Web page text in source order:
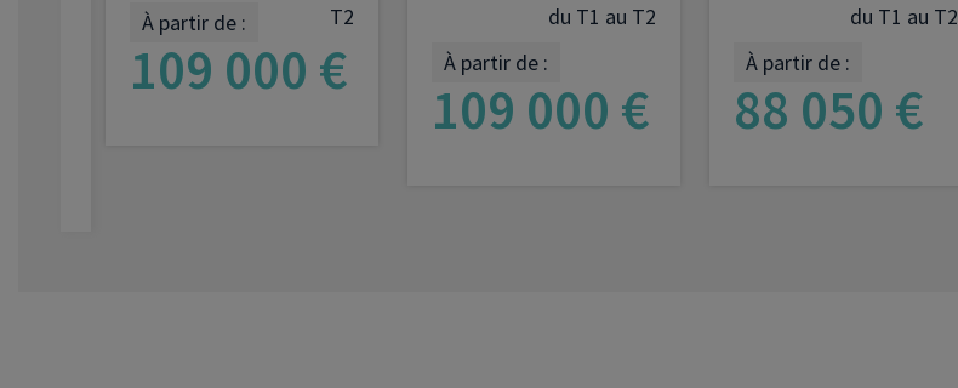
T2
À partir de :
109 000 €
du T1 au T2
À partir de :
109 000 €
du T1 au T2
À partir de :
88 050 €